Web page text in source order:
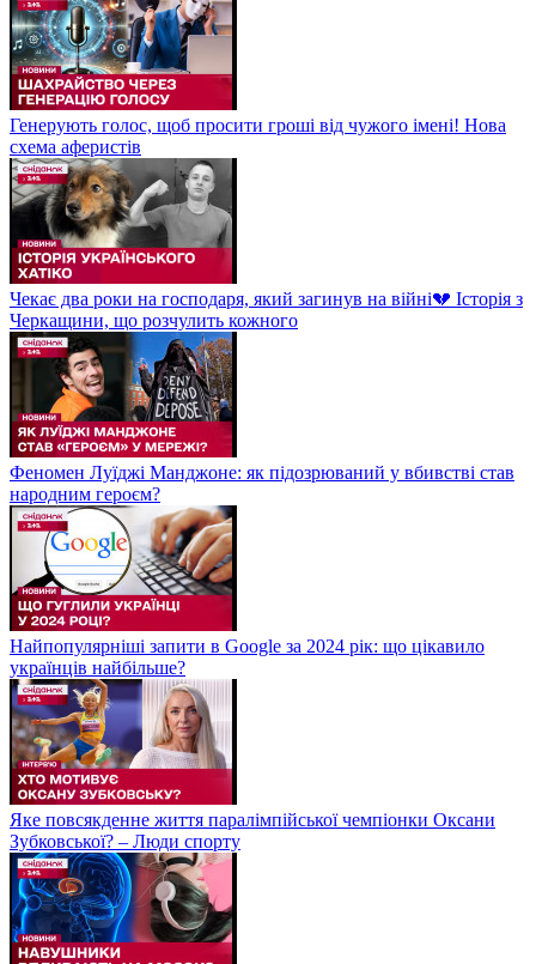
Генерують голос, щоб просити гроші від чужого імені! Нова
схема аферистів
Чекає два роки на господаря, який загинув на війні💔 Історія з
Черкащини, що розчулить кожного
Феномен Луїджі Манджоне: як підозрюваний у вбивстві став
народним героєм?
Найпопулярніші запити в Google за 2024 рік: що цікавило
українців найбільше?
Яке повсякденне життя паралімпійської чемпіонки Оксани
Зубковської? – Люди спорту